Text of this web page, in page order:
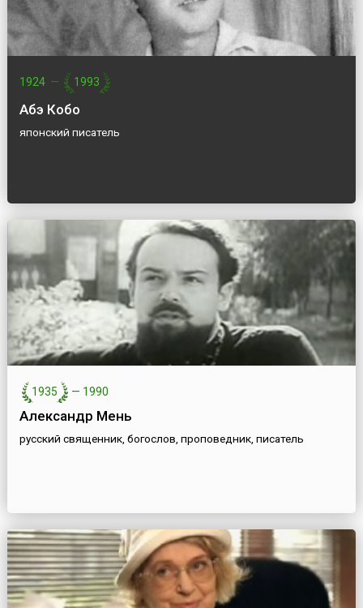
1924 — 1993
Абэ Кобо
японский писатель
1935 — 1990
Александр Мень
русский священник, богослов, проповедник, писатель